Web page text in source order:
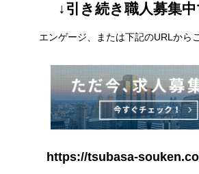
↓引き続き職人募集
エンゲージ、または下記のURLから
https://tsubasa-